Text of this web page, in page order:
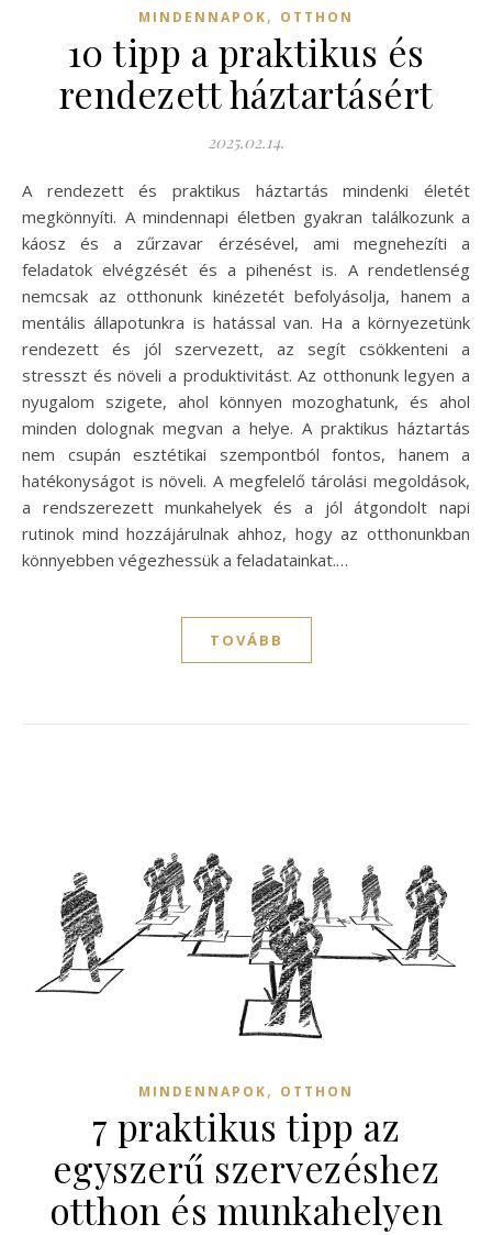
MINDENNAPOK, OTTHON
10 tipp a praktikus és
rendezett háztartásért
2025.02.14.
A rendezett és praktikus háztartás mindenki életét
megkönnyíti. A mindennapi életben gyakran találkozunk a
káosz és a zűrzavar érzésével, ami megnehezíti a
feladatok elvégzését és a pihenést is. A rendetlenség
nemcsak az otthonunk kinézetét befolyásolja, hanem a
mentális állapotunkra is hatással van. Ha a környezetünk
rendezett és jól szervezett, az segít csökkenteni a
stresszt és növeli a produktivitást. Az otthonunk legyen a
nyugalom szigete, ahol könnyen mozoghatunk, és ahol
minden dolognak megvan a helye. A praktikus háztartás
nem csupán esztétikai szempontból fontos, hanem a
hatékonyságot is növeli. A megfelelő tárolási megoldások,
a rendszerezett munkahelyek és a jól átgondolt napi
rutinok mind hozzájárulnak ahhoz, hogy az otthonunkban
könnyebben végezhessük a feladatainkat.…
TOVÁBB
MINDENNAPOK, OTTHON
7 praktikus tipp az
egyszerű szervezéshez
otthon és munkahelyen